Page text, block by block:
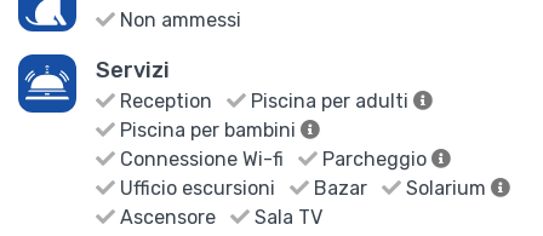
Non ammessi
Servizi
Reception
Piscina per adulti
Piscina per bambini
Connessione Wi-fi
Parcheggio
Ufficio escursioni
Bazar
Solarium
Ascensore
Sala TV